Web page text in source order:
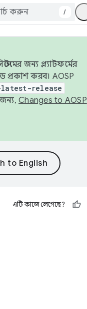
/
জন্য প্ল্যাটফর্মের
প্রকাশ করব। AOSP
release
Changes to AOSP
এটি কাজে লেগেছে?